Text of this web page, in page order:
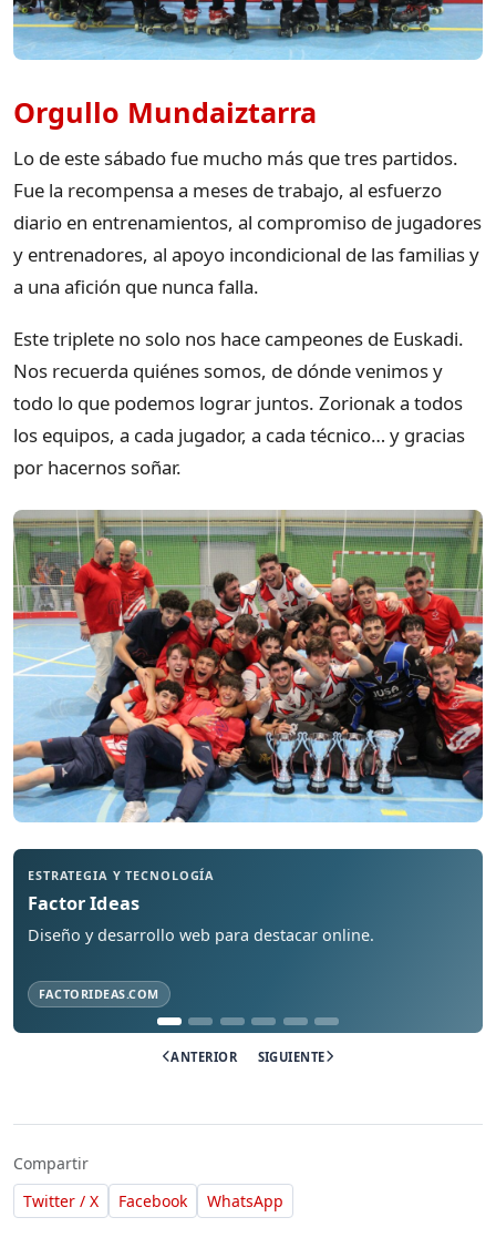
Orgullo Mundaiztarra
Lo de este sábado fue mucho más que tres partidos.
Fue la recompensa a meses de trabajo, al esfuerzo
diario en entrenamientos, al compromiso de jugadores
y entrenadores, al apoyo incondicional de las familias y
a una afición que nunca falla.
Este triplete no solo nos hace campeones de Euskadi.
Nos recuerda quiénes somos, de dónde venimos y
todo lo que podemos lograr juntos. Zorionak a todos
los equipos, a cada jugador, a cada técnico… y gracias
por hacernos soñar.
Y TECNOLOGÍA
Ideas
y desarrollo web para destacar online.
FACTORIDEAS.COM
ANTERIOR SIGUIENTE
Compartir
Twitter / X
Facebook WhatsApp